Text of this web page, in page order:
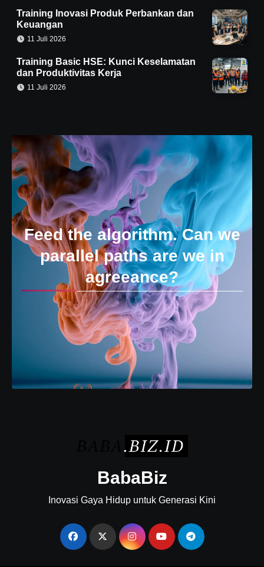
Training Inovasi Produk Perbankan dan
Keuangan
11 Juli 2026
Training Basic HSE: Kunci Keselamatan
dan Produktivitas Kerja
11 Juli 2026
Feed the algorithm. Can we
parallel paths are we in
agreeance?
BabaBiz
Inovasi Gaya Hidup untuk Generasi Kini